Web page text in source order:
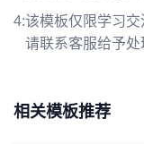
4:该模板仅限学习
请联系客服给予处
相关模板推荐